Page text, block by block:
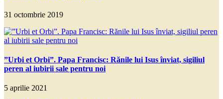
31 octombrie 2019
”Urbi et Orbi”. Papa Francisc: Rănile lui Isus înviat, sigiliul
peren al iubirii sale pentru noi
5 aprilie 2021